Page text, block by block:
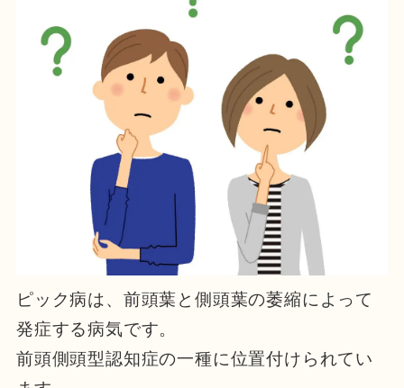
ピック病は、前頭葉と側頭葉の萎縮によって
発症する病気です。
前頭側頭型認知症の一種に位置付けられてい